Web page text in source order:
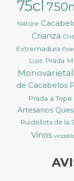
75cl
Nature
Crianza
Extremadura Foie
Luis Prada
de Cacabelos
Prada a Tope
Artesanos
Ruidellots de la
Vinos